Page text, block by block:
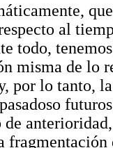
al
todo,
misma de lo
por lo tanto,
de